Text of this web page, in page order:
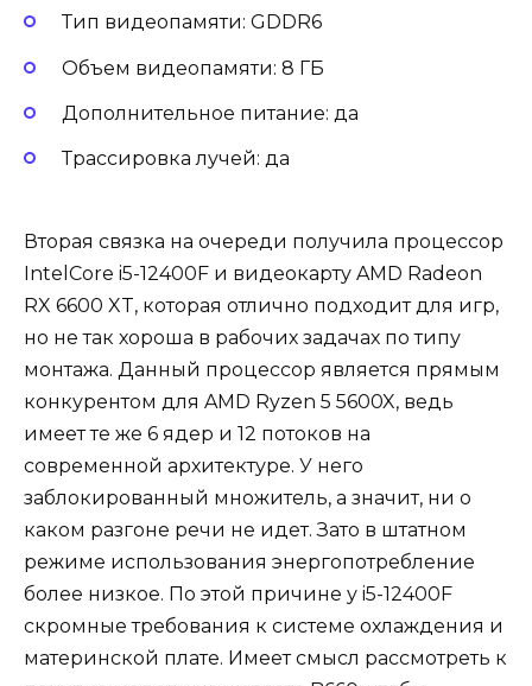
Тип видеопамяти: GDDR6
Объем видеопамяти: 8 ГБ
Дополнительное питание: да
Трассировка лучей: да
Вторая связка на очереди получила процессор
IntelCore i5-12400F и видеокарту AMD Radeon
RX 6600 XT, которая отлично подходит для игр,
но не так хороша в рабочих задачах по типу
монтажа. Данный процессор является прямым
конкурентом для AMD Ryzen 5 5600X, ведь
имеет те же 6 ядер и 12 потоков на
современной архитектуре. У него
заблокированный множитель, а значит, ни о
каком разгоне речи не идет. Зато в штатном
режиме использования энергопотребление
более низкое. По этой причине у i5-12400F
скромные требования к системе охлаждения и
материнской плате. Имеет смысл рассмотреть к